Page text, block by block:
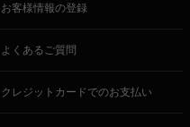
お客様情報の登録
よくあるご質問
クレジットカードでのお支払い